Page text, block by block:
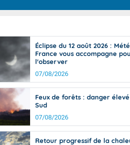
de
Phénomènes dangereux de
Avertissement pluies
des communes (Apic)
Bulletins Marine
Bulletins d'estimation du
d'avalanche
Météo des forêts
Vigicrues
Éclipse du 12 août 2026 :
France vous accompagne
l'observer
07/08/2026
Feux de forêts : danger
Sud
07/08/2026
Retour progressif de la